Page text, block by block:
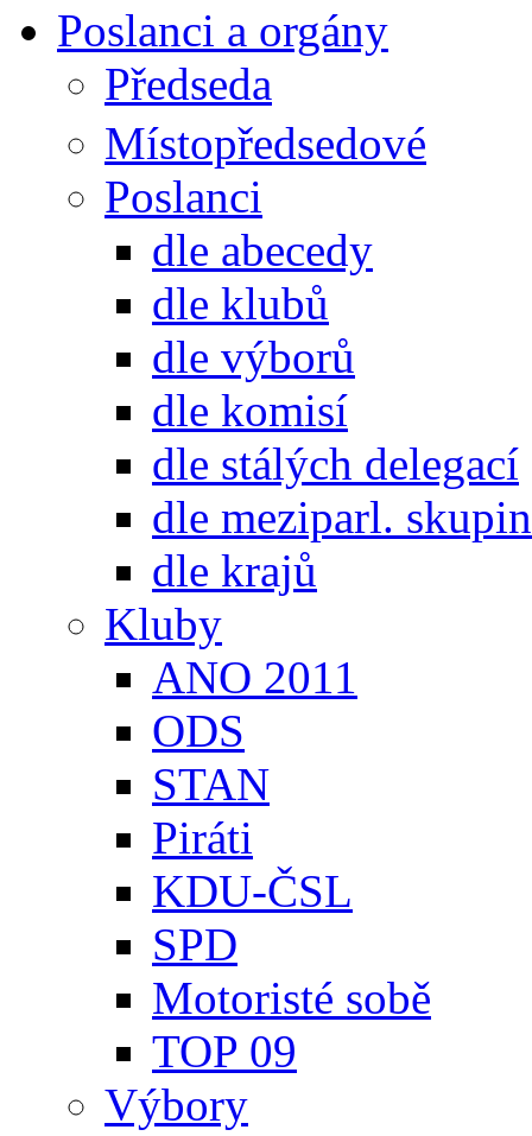
Poslanci a orgány
Předseda
Místopředsedové
Poslanci
dle abecedy
dle klubů
dle výborů
dle komisí
dle stálých delegací
dle meziparl. skupin
dle krajů
Kluby
ANO 2011
ODS
STAN
Piráti
KDU-ČSL
SPD
Motoristé sobě
TOP 09
Výbory